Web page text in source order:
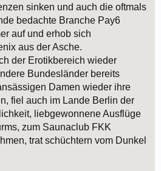
sinken und auch die oftmals
bedachte Branche Pay6
auf und erhob sich
aus der Asche.
der Erotikbereich wieder
Bundesländer bereits
Damen wieder ihre
fiel auch im Lande Berlin der
liebgewonnene Ausflüge
zum Saunaclub FKK
trat schüchtern vom Dunkel